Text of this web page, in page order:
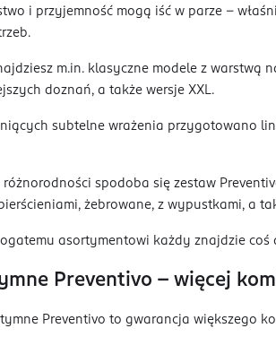
i przyjemność mogą iść w parze –
m.in. klasyczne modele z
doznań, a także wersje XXL.
subtelne wrażenia przygotowano
różnorodności spodoba się zestaw
żebrowane, z wypustkami, a
asortymentowi każdy znajdzie
Preventivo – więcej
Preventivo to gwarancja większego